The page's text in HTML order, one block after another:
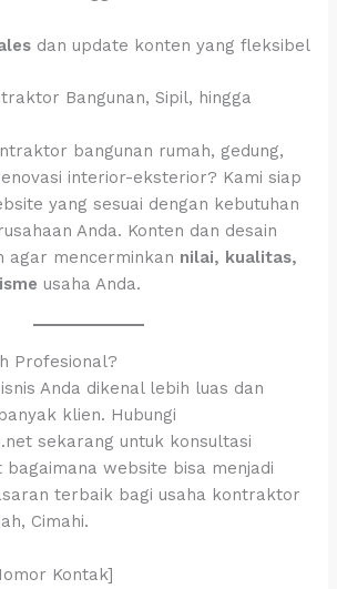
dan update konten yang fleksibel
Bangunan, Sipil, hingga
bangunan rumah, gedung,
interior-eksterior? Kami siap
yang sesuai dengan kebutuhan
Anda. Konten dan desain
agar mencerminkan nilai, kualitas,
usaha Anda.
Profesional?
Anda dikenal lebih luas dan
klien. Hubungi
sekarang untuk konsultasi
bagaimana website bisa menjadi
terbaik bagi usaha kontraktor
Cimahi.
Kontak]